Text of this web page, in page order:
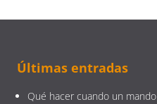
Últimas entradas
Qué hacer cuando un mando